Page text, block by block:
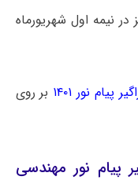
در نیمه اول شهریورماه
نور ۱۴۰۱
بر روی
پیام نور مهندسی